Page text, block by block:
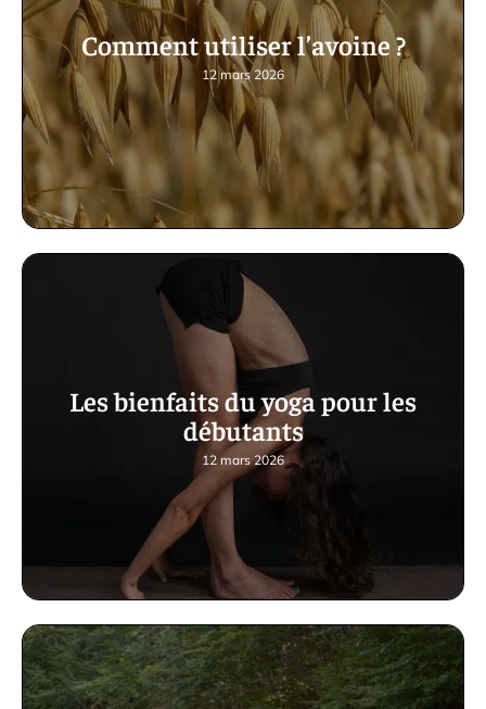
Comment utiliser l’avoine ?
12 mars 2026
Les bienfaits du yoga pour les
débutants
12 mars 2026